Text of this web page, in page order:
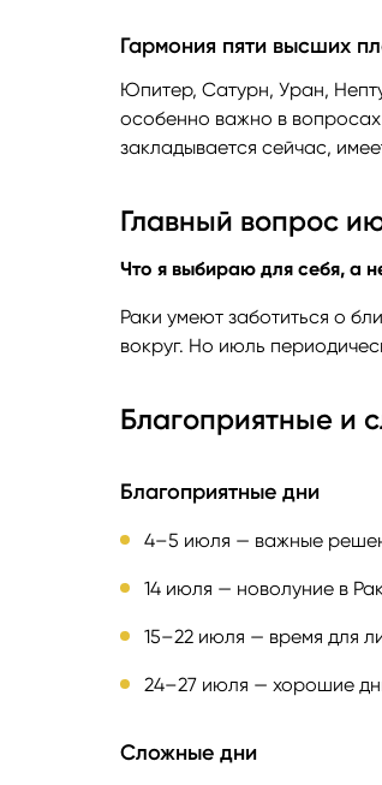
Гармония пяти высших
Юпитер, Сатурн, Уран,
особенно важно в
закладывается сейчас,
Главный вопрос
Что я выбираю для себя, а
Раки умеют заботиться о
вокруг. Но июль
Благоприятные и
Благоприятные дни
4–5 июля — важные
14 июля — новолуние в
15–22 июля — время для
24–27 июля — хорошие
Сложные дни